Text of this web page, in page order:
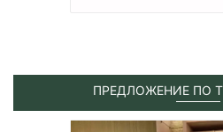
ПРЕДЛОЖЕНИЕ ПО